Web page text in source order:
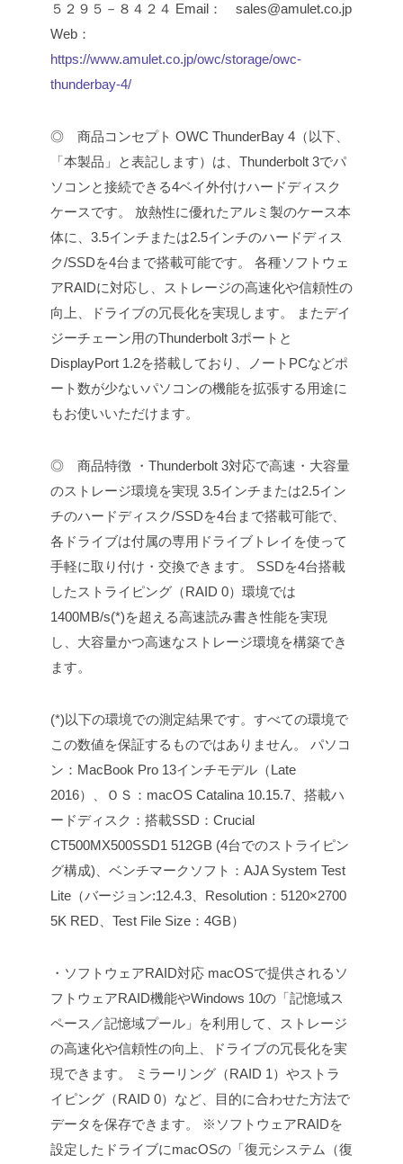
５２９５－８４２４ Email： sales@amulet.co.jp
Web：
https://www.amulet.co.jp/owc/storage/owc-
thunderbay-4/
◎ 商品コンセプト OWC ThunderBay 4（以下、
「本製品」と表記します）は、Thunderbolt 3でパ
ソコンと接続できる4ベイ外付けハードディスク
ケースです。
放熱性に優れたアルミ製のケース本
体に、3.5インチまたは2.5インチのハードディス
ク/SSDを4台まで搭載可能です。
各種ソフトウェ
アRAIDに対応し、ストレージの高速化や信頼性の
向上、ドライブの冗長化を実現します。
またデイ
ジーチェーン用のThunderbolt 3ポートと
DisplayPort 1.2を搭載しており、ノートPCなどポ
ート数が少ないパソコンの機能を拡張する用途に
もお使いいただけます。
◎ 商品特徴 ・Thunderbolt 3対応で高速・大容量
のストレージ環境を実現 3.5インチまたは2.5イン
チのハードディスク/SSDを4台まで搭載可能で、
各ドライブは付属の専用ドライブトレイを使って
手軽に取り付け・交換できます。
SSDを4台搭載
したストライピング（RAID 0）環境では
1400MB/s(*)を超える高速読み書き性能を実現
し、大容量かつ高速なストレージ環境を構築でき
ます。
(*)以下の環境での測定結果です。すべての環境で
この数値を保証するものではありません。
パソコ
ン：MacBook Pro 13インチモデル（Late
2016）、ＯＳ：macOS Catalina 10.15.7、搭載ハ
ードディスク：搭載SSD：Crucial
CT500MX500SSD1 512GB (4台でのストライピン
グ構成)、ベンチマークソフト：AJA System Test
Lite（バージョン:12.4.3、Resolution：5120×2700
5K RED、Test File Size：4GB）
・ソフトウェアRAID対応 macOSで提供されるソ
フトウェアRAID機能やWindows 10の「記憶域ス
ペース／記憶域プール」を利用して、ストレージ
の高速化や信頼性の向上、ドライブの冗長化を実
現できます。
ミラーリング（RAID 1）やストラ
イピング（RAID 0）など、目的に合わせた方法で
データを保存できます。
※ソフトウェアRAIDを
設定したドライブにmacOSの「復元システム（復